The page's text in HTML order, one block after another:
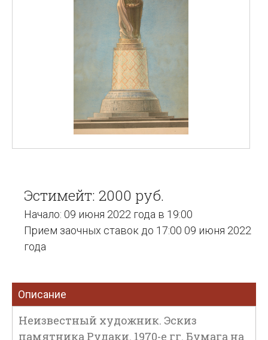
Эстимейт: 2000 руб.
Начало: 09 июня 2022 года в 19:00
Прием заочных ставок до 17:00 09 июня 2022
года
Описание
Неизвестный художник. Эскиз
памятника Рудаки. 1970-е гг. Бумага на